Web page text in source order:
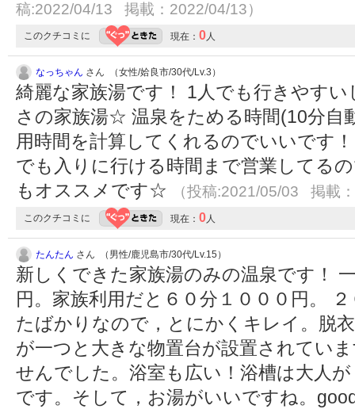
稿:2022/04/13 掲載：2022/04/13）
このクチコミに 現在： 0人
なっちゃん さん （女性/姶良市/30代/Lv.3）
綺麗な家族湯です！ 1人でも行きやす
さの家族湯☆ 温泉をためる時間(10分自
用時間を計算してくれるのでいいです
でも入りに行ける時間まで営業してる
もオススメです☆
（投稿:2021/05/03 掲載
このクチコミに 現在： 0人
たんたん さん （男性/鹿児島市/30代/Lv.15）
新しくできた家族湯のみの温泉です！
円。家族利用だと６０分１０００円。
たばかりなので，とにかくキレイ。脱
が一つと大きな物置台が設置されてい
せんでした。浴室も広い！浴槽は大人
です。そして，お湯がいいですね。